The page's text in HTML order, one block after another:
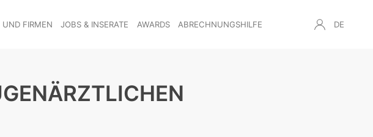
UND FIRMEN JOBS & INSERATE AWARDS ABRECHNUNGSHILFE DE